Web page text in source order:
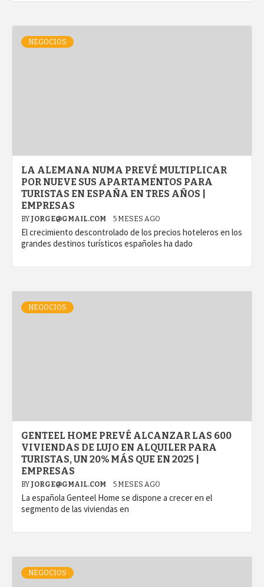
NEGOCIOS
LA ALEMANA NUMA PREVÉ MULTIPLICAR
POR NUEVE SUS APARTAMENTOS PARA
TURISTAS EN ESPAÑA EN TRES AÑOS |
EMPRESAS
BY JORGE@GMAIL.COM 5 MESES AGO
El crecimiento descontrolado de los precios hoteleros en los
grandes destinos turísticos españoles ha dado
NEGOCIOS
GENTEEL HOME PREVÉ ALCANZAR LAS 600
VIVIENDAS DE LUJO EN ALQUILER PARA
TURISTAS, UN 20% MÁS QUE EN 2025 |
EMPRESAS
BY JORGE@GMAIL.COM 5 MESES AGO
La española Genteel Home se dispone a crecer en el
segmento de las viviendas en
NEGOCIOS